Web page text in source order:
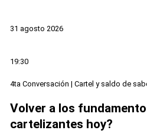
31 agosto 2026
19:30
4ta Conversación | Cartel y saldo de
Volver a los
cartelizantes hoy?